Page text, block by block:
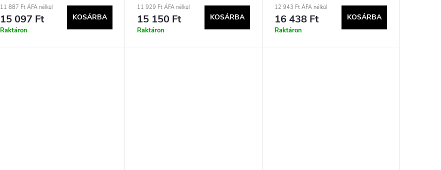
11 887 Ft ÁFA nélkül
15 097 Ft
Raktáron
KOSÁRBA
11 929 Ft ÁFA nélkül
15 150 Ft
Raktáron
KOSÁRBA
memóriakártya
12 943 Ft ÁFA nélkül
16 438 Ft
Raktáron
KOSÁRBA